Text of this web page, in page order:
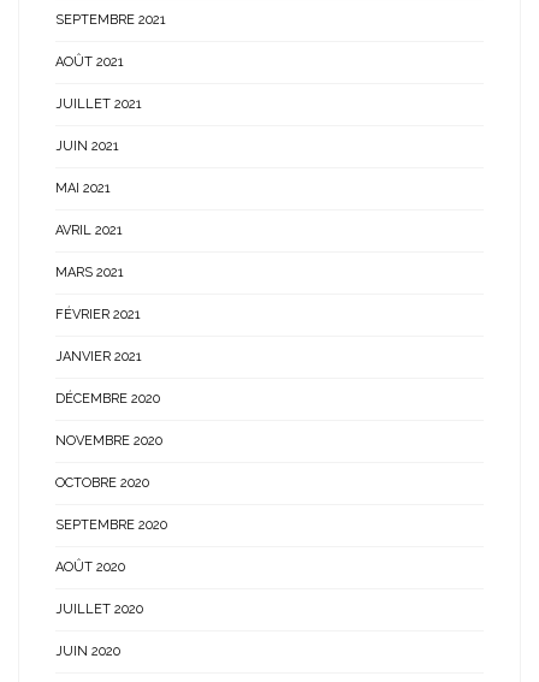
SEPTEMBRE 2021
AOÛT 2021
JUILLET 2021
JUIN 2021
MAI 2021
AVRIL 2021
MARS 2021
FÉVRIER 2021
JANVIER 2021
DÉCEMBRE 2020
NOVEMBRE 2020
OCTOBRE 2020
SEPTEMBRE 2020
AOÛT 2020
JUILLET 2020
JUIN 2020